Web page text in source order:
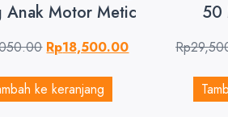
Anak Motor Metic
Rp18,500.00
ke keranjang
50
Rp